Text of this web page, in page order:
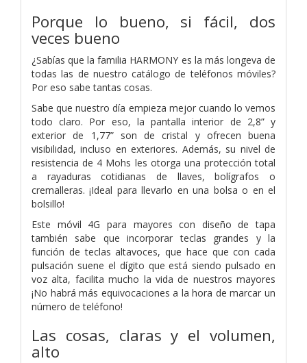
Porque lo bueno, si fácil, dos
veces bueno
¿Sabías que la familia HARMONY es la más longeva de
todas las de nuestro catálogo de teléfonos móviles?
Por eso sabe tantas cosas.
Sabe que nuestro día empieza mejor cuando lo vemos
todo claro. Por eso, la pantalla interior de 2,8” y
exterior de 1,77” son de cristal y ofrecen buena
visibilidad, incluso en exteriores. Además, su nivel de
resistencia de 4 Mohs les otorga una protección total
a rayaduras cotidianas de llaves, bolígrafos o
cremalleras. ¡Ideal para llevarlo en una bolsa o en el
bolsillo!
Este móvil 4G para mayores con diseño de tapa
también sabe que incorporar teclas grandes y la
función de teclas altavoces, que hace que con cada
pulsación suene el dígito que está siendo pulsado en
voz alta, facilita mucho la vida de nuestros mayores
¡No habrá más equivocaciones a la hora de marcar un
número de teléfono!
Las cosas, claras y el volumen,
alto